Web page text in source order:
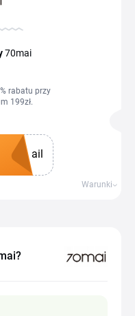
70mai
rabatu przy
199zł.
ail
Warunki